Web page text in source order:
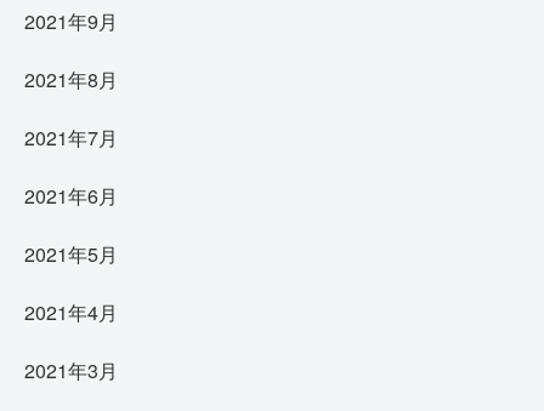
2021年9月
2021年8月
2021年7月
2021年6月
2021年5月
2021年4月
2021年3月